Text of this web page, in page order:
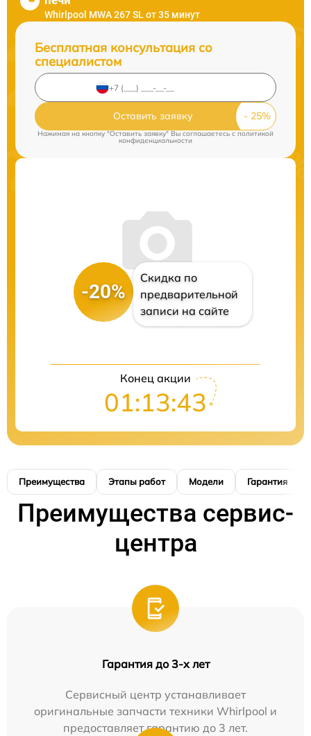
Whirlpool MWA 267 SL от 35 минут
Бесплатная консультация со
специалистом
Оставить заявку
Нажимая на кнопку "Оставить заявку" Вы соглашаетесь c политикой
конфиденциальности
-20%
Скидка по
предварительной
записи на сайте
Конец акции
01:13:42
Преимущества Этапы работ Модели Гарантия
Преимущества сервис-
центра
Гарантия до 3-х лет
Сервисный центр устанавливает
оригинальные запчасти техники Whirlpool и
предоставляет гарантию до 3 лет.